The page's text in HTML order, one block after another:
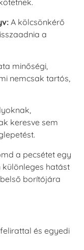
A kölcsönkérő
a
minőségi,
nemcsak tartós,
keresve sem
a pecsétet egy
hatást
borítójára
és egyedi